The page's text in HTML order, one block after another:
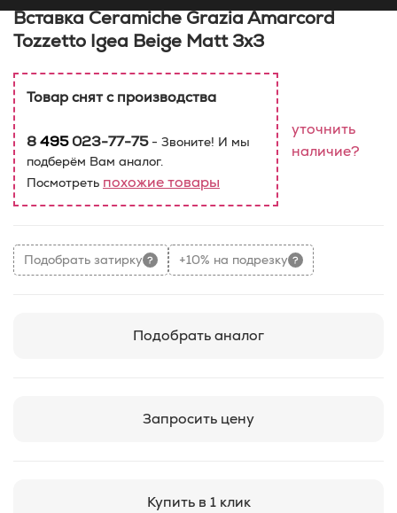
Вставка Ceramiche Grazia Amarcord
Tozzetto Igea Beige Matt 3x3
Товар снят с производства
8495023-77-75- Звоните! И мы
подберём Вам аналог.
Посмотреть похожие товары
уточнить
наличие?
Подобрать затирку +10% на подрезку
Подобрать аналог
Запросить цену
Купить в 1 клик